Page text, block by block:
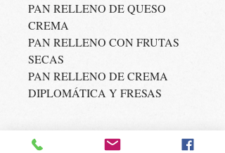
PAN RELLENO DE QUESO
CREMA
PAN RELLENO CON FRUTAS
SECAS
PAN RELLENO DE CREMA
DIPLOMÁTICA Y FRESAS
COSTO $250